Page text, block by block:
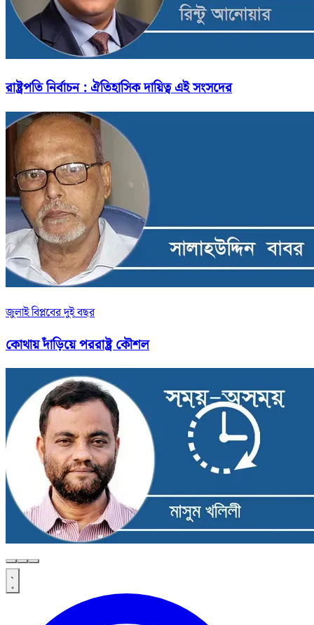
রাষ্ট্রপতি নির্বাচন : ঐতিহাসিক দায়িত্ব এই সংসদের
জুলাই বিপ্লবের দুই বছর
কোথায় দাঁড়িয়ে পররাষ্ট্র কৌশল